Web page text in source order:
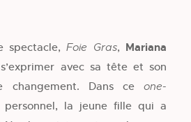
spectacle,Foie Gras, Mariana
avec sa tête et son
Dans ce one-
la jeune fille qui a